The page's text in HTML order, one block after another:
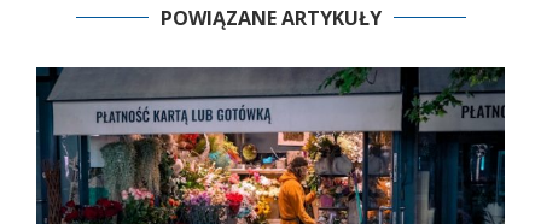
POWIĄZANE ARTYKUŁY